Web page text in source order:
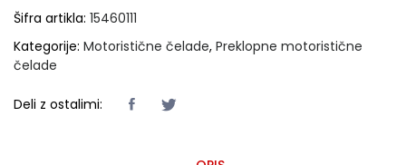
Šifra artikla: 15460111
Kategorije: Motoristične čelade, Preklopne motoristične
čelade
Deli z ostalimi: